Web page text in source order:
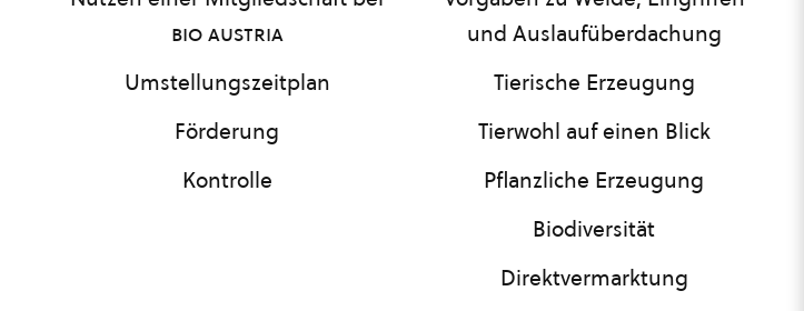
bio austria
Umstellungszeitplan
Förderung
Kontrolle
und Auslaufüberdachung
Tierische Erzeugung
Tierwohl auf einen Blick
Pflanzliche Erzeugung
Biodiversität
Direktvermarktung